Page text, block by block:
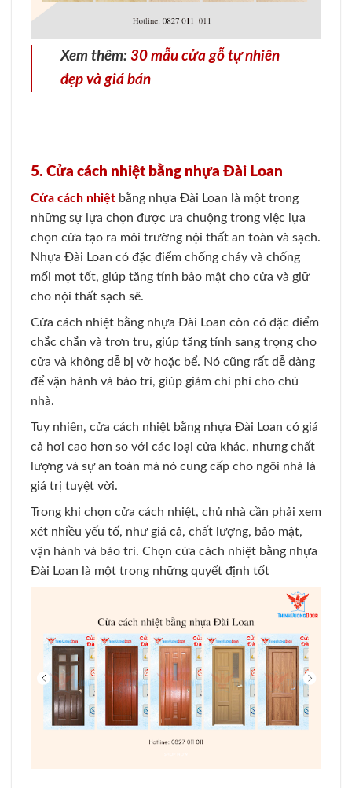
Xem thêm: 30 mẫu cửa gỗ tự nhiên
đẹp và giá bán
5. Cửa cách nhiệt bằng nhựa Đài Loan
Cửa cách nhiệt bằng nhựa Đài Loan là một trong
những sự lựa chọn được ưa chuộng trong việc lựa
chọn cửa tạo ra môi trường nội thất an toàn và sạch.
Nhựa Đài Loan có đặc điểm chống cháy và chống
mối mọt tốt, giúp tăng tính bảo mật cho cửa và giữ
cho nội thất sạch sẽ.
Cửa cách nhiệt bằng nhựa Đài Loan còn có đặc điểm
chắc chắn và trơn tru, giúp tăng tính sang trọng cho
cửa và không dễ bị vỡ hoặc bể. Nó cũng rất dễ dàng
để vận hành và bảo trì, giúp giảm chi phí cho chủ
nhà.
Tuy nhiên, cửa cách nhiệt bằng nhựa Đài Loan có giá
cả hơi cao hơn so với các loại cửa khác, nhưng chất
lượng và sự an toàn mà nó cung cấp cho ngôi nhà là
giá trị tuyệt vời.
Trong khi chọn cửa cách nhiệt, chủ nhà cần phải xem
xét nhiều yếu tố, như giá cả, chất lượng, bảo mật,
vận hành và bảo trì. Chọn cửa cách nhiệt bằng nhựa
Đài Loan là một trong những quyết định tốt